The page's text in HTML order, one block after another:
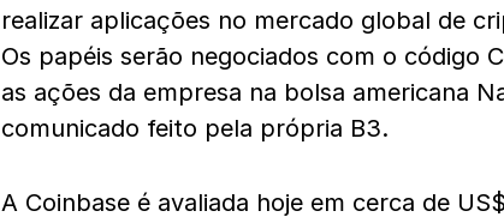
realizar aplicações no mercado global de
Os papéis serão negociados com o código
as ações da empresa na bolsa americana
comunicado feito pela própria B3.
A Coinbase é avaliada hoje em cerca de